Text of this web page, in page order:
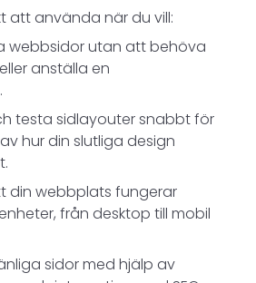
att använda när du vill:
webbsidor utan att behöva
anställa en
testa sidlayouter snabbt för
hur din slutliga design
din webbplats fungerar
från desktop till mobil
sidor med hjälp av